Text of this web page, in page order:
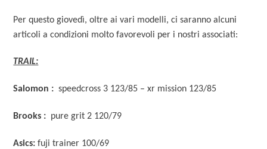
Per questo giovedì, oltre ai vari modelli, ci saranno alcuni
articoli a condizioni molto favorevoli per i nostri associati:
TRAIL:
Salomon :speedcross 3 123/85 – xr mission 123/85
Brooks : pure grit 2 120/79
Asics:fuji trainer 100/69